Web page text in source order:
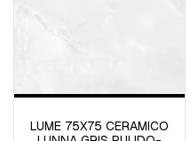
LUME 75X75 CERAMICO